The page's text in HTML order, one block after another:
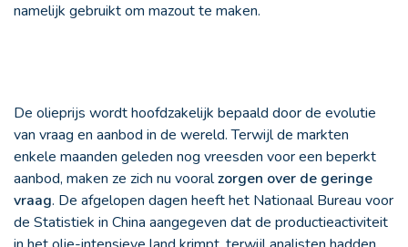
namelijk gebruikt om mazout te maken.
De olieprijs wordt hoofdzakelijk bepaald door de evolutie
van vraag en aanbod in de wereld. Terwijl de markten
enkele maanden geleden nog vreesden voor een beperkt
aanbod, maken ze zich nu vooralzorgen over de geringe
vraag. De afgelopen dagen heeft het Nationaal Bureau voor
de Statistiek in China aangegeven dat de productieactiviteit